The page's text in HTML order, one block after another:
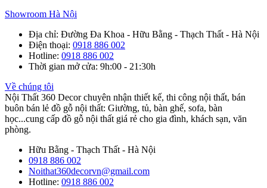
Showroom Hà Nội
Địa chỉ: Đường Đa Khoa - Hữu Bằng - Thạch Thất - Hà Nội
Điện thoại: 0918 886 002
Hotline: 0918 886 002
Thời gian mở cửa: 9h:00 - 21:30h
Về chúng tôi
Nội Thất 360 Decor chuyên nhận thiết kế, thi công nội thất, bán
buôn bán lẻ đồ gỗ nội thất: Giường, tủ, bàn ghế, sofa, bàn
học...cung cấp đồ gỗ nội thất giá rẻ cho gia đình, khách sạn, văn
phòng.
Hữu Bằng - Thạch Thất - Hà Nội
0918 886 002
Noithat360decorvn@gmail.com
Hotline: 0918 886 002